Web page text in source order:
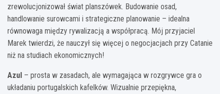
zrewolucjonizował świat planszówek. Budowanie osad,
handlowanie surowcami i strategiczne planowanie – idealna
równowaga między rywalizacją a współpracą. Mój przyjaciel
Marek twierdzi, że nauczył się więcej o negocjacjach przy Catanie
niż na studiach ekonomicznych!
Azul – prosta w zasadach, ale wymagająca w rozgrywce gra o
układaniu portugalskich kafelków. Wizualnie przepiękna,